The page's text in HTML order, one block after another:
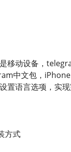
移动设备，
中文包，
置语言选项，实
方式